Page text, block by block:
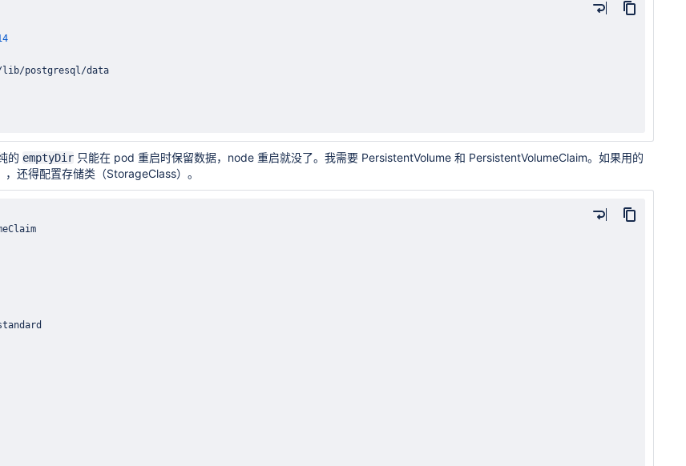
的 emptyDir 只能在 pod 重启时保留数据，node 重启就没了。我需要 PersistentVolume 和 PersistentVolumeClaim。如果用的
还得配置存储类（StorageClass）。